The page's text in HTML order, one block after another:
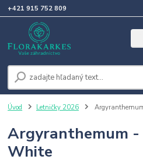
+421 915 752 809
Úvod Letničky 2026
Argyranthemum
White